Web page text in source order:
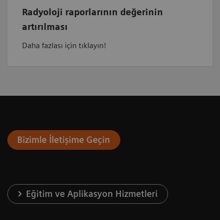
Radyoloji raporlarının değerinin
artırılması
Daha fazlası için tıklayın!
Bizimle İletişime Geçin
Eğitim ve Aplikasyon Hizmetleri